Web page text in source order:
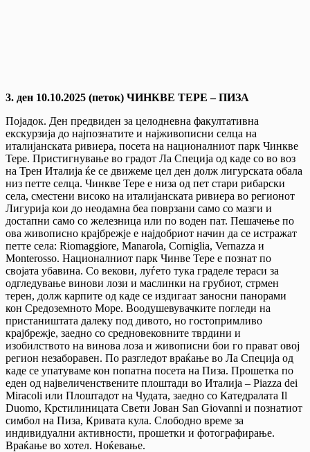
3. ден 10.10.2025 (петок) ЧИНКВЕ ТЕРЕ – ПИЗА
Појадок. Ден предвиден за целодневна факултативна
екскурзија до најпознатите и најживописни селца на
италијанската ривиера, посета на националниот парк Чинкве
Тере. Пристигнување во градот Ла Специја од каде со во воз
на Трен Италија ќе се движеме цел ден долж лигурската обала
низ петте селца. Чинкве Тере e низа од пет стари рибарски
села, сместени високо на италијанската ривиера во регионот
Лигурија кои до неодамна беа поврзани само со мазги и
достапни само со железница или по воден пат. Пешачење по
ова живописно крајбрежје е најдобриот начин да се истражат
петте села: Riomaggiore, Manarola, Corniglia, Vernazza и
Monterosso. Националниот парк Чинве Тере е познат по
својата убавина. Со векови, луѓето тука граделе тераси за
одгледување винови лози и маслинки на грубиот, стрмен
терен, долж карпите од каде се издигаат заносни панорами
кон Средоземното Море. Воодушевувачките погледи на
пристаништата далеку под дивото, но гостопримливо
крајбрежје, заедно со средновековните тврдини и
изобилството на винова лоза и живописни бои го прават овој
регион незаборавен. По разгледот враќање во Ла Специја од
каде се упатуваме кон попатна посета на Пиза. Прошетка по
еден од највеличенствените плоштади во Италија – Piazza dei
Miracoli или Плоштадот на Чудата, заедно со Катедралата Il
Duomo, Крстилиницата Свети Јован San Giovanni и познатиот
симбол на Пиза, Кривата кула. Слободно време за
индивидуални активности, прошетки и фотографирање.
Враќање во хотел. Ноќевање.